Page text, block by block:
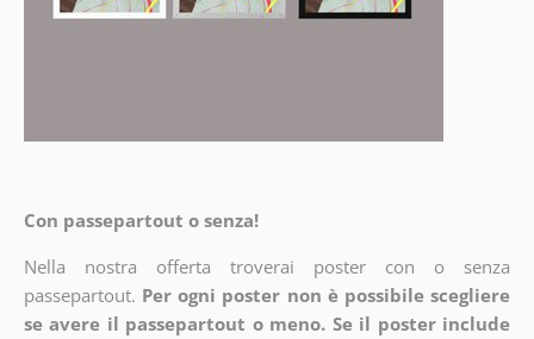
Con passepartout o senza!
Nella nostra offerta troverai poster con o senza
passepartout. Per ogni poster non è possibile scegliere
se avere il passepartout o meno. Se il poster include